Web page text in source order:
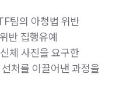
팀의 아청법 위반
반 집행유예
체 사진을 요구한
처를 이끌어낸 과정을